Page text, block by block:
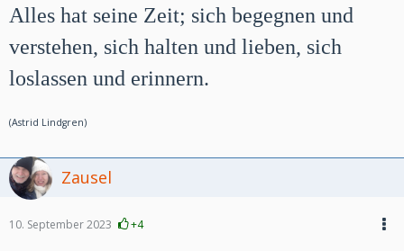
Alles hat seine Zeit; sich begegnen und
verstehen, sich halten und lieben, sich
loslassen und erinnern.
(Astrid Lindgren)
Zausel
10. September 2023 +4